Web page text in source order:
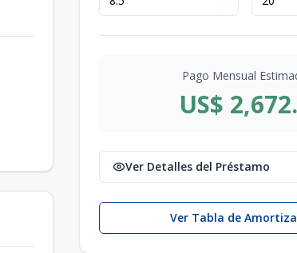
Pago Mensual
US$
Ver Detalles del Préstamo
Ver Tabla de